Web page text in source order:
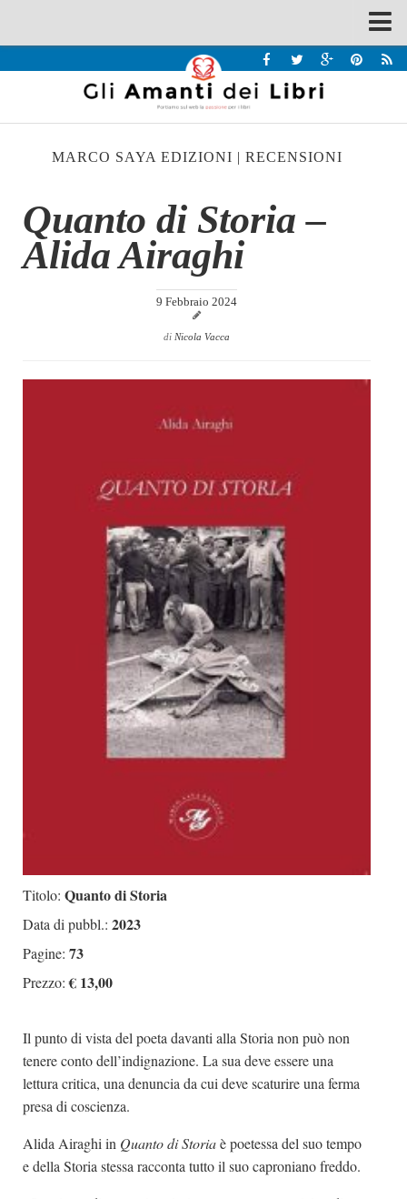
Recensioni
Interviste & Incontri
Bandi
Chi siamo
Contatti
Case editrici
Giallo Stresa
Premio Chiara
Tabù Festival 2014
A Tutto Volume
MARCO SAYA EDIZIONI | RECENSIONI
Quanto di Storia –
Alida Airaghi
9 Febbraio 2024
di Nicola Vacca
Titolo: Quanto di Storia
Data di pubbl.: 2023
Pagine: 73
Prezzo:€ 13,00
Il punto di vista del poeta davanti alla Storia non può non
tenere conto dell’indignazione. La sua deve essere una
lettura critica, una denuncia da cui deve scaturire una ferma
presa di coscienza.
Alida Airaghi in Quanto di Storiaè poetessa del suo tempo
e della Storia stessa racconta tutto il suo caproniano freddo.